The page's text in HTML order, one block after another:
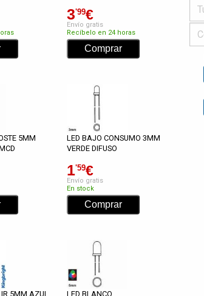
3'99€
Envío gratis
Recíbelo en 24 horas
5MM
LED BAJO CONSUMO 3MM
VERDE DIFUSO
1'59€
Envío gratis
En stock
5MM AZUL LED BLANCO